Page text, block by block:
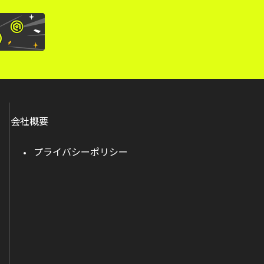
会社概要
プライバシーポリシー